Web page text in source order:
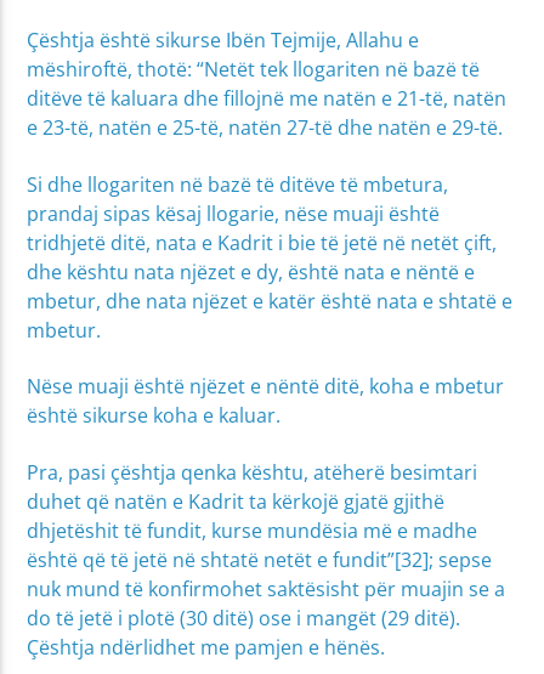
Çështja është sikurse Ibën Tejmije, Allahu e
mëshiroftë, thotë: “Netët tek llogariten në bazë të
ditëve të kaluara dhe fillojnë me natën e 21-të, natën
e 23-të, natën e 25-të, natën 27-të dhe natën e 29-të.
Si dhe llogariten në bazë të ditëve të mbetura,
prandaj sipas kësaj llogarie, nëse muaji është
tridhjetë ditë, nata e Kadrit i bie të jetë në netët çift,
dhe kështu nata njëzet e dy, është nata e nëntë e
mbetur, dhe nata njëzet e katër është nata e shtatë e
mbetur.
Nëse muaji është njëzet e nëntë ditë, koha e mbetur
është sikurse koha e kaluar.
Pra, pasi çështja qenka kështu, atëherë besimtari
duhet që natën e Kadrit ta kërkojë gjatë gjithë
dhjetëshit të fundit, kurse mundësia më e madhe
është që të jetë në shtatë netët e fundit”[32]; sepse
nuk mund të konfirmohet saktësisht për muajin se a
do të jetë i plotë (30 ditë) ose i mangët (29 ditë).
Çështja ndërlidhet me pamjen e hënës.